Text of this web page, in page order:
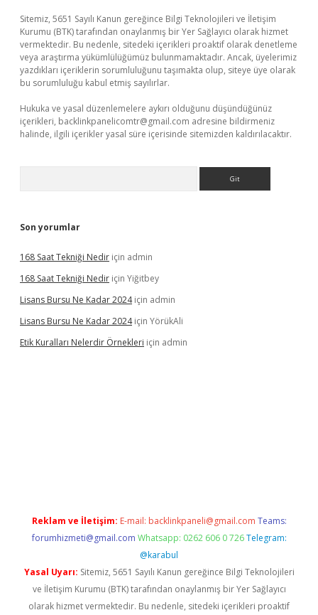
Sitemiz, 5651 Sayılı Kanun gereğince Bilgi Teknolojileri ve İletişim
Kurumu (BTK) tarafından onaylanmış bir Yer Sağlayıcı olarak hizmet
vermektedir. Bu nedenle, sitedeki içerikleri proaktif olarak denetleme
veya araştırma yükümlülüğümüz bulunmamaktadır. Ancak, üyelerimiz
yazdıkları içeriklerin sorumluluğunu taşımakta olup, siteye üye olarak
bu sorumluluğu kabul etmiş sayılırlar.
Hukuka ve yasal düzenlemelere aykırı olduğunu düşündüğünüz
içerikleri, backlinkpanelicomtr@gmail.com adresine bildirmeniz
halinde, ilgili içerikler yasal süre içerisinde sitemizden kaldırılacaktır.
Son yorumlar
168 Saat Tekniği Nedir için admin
168 Saat Tekniği Nedir için Yiğitbey
Lisans Bursu Ne Kadar 2024için admin
Lisans Bursu Ne Kadar 2024için YörükAli
Etik Kuralları Nelerdir Örnekleri için admin
Reklam ve İletişim: E-mail: backlinkpaneli@gmail.com Teams:
forumhizmeti@gmail.com Whatsapp: 0262 606 0 726 Telegram:
@karabul
Yasal Uyarı: Sitemiz, 5651 Sayılı Kanun gereğince Bilgi Teknolojileri
ve İletişim Kurumu (BTK) tarafından onaylanmış bir Yer Sağlayıcı
olarak hizmet vermektedir. Bu nedenle, sitedeki içerikleri proaktif